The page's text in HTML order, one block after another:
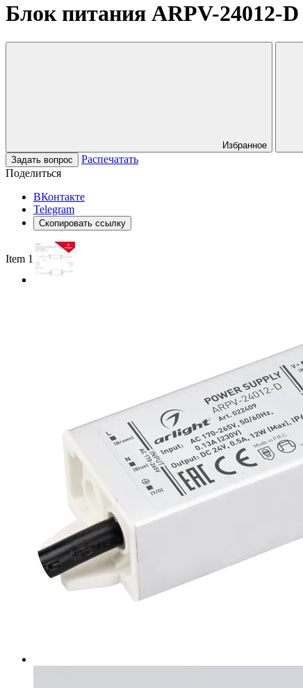
Блок питания ARPV-24012-
Избранное
Задать вопрос
Распечатать
Поделиться
ВКонтакте
Telegram
Скопировать ссылку
Item 1 of 3